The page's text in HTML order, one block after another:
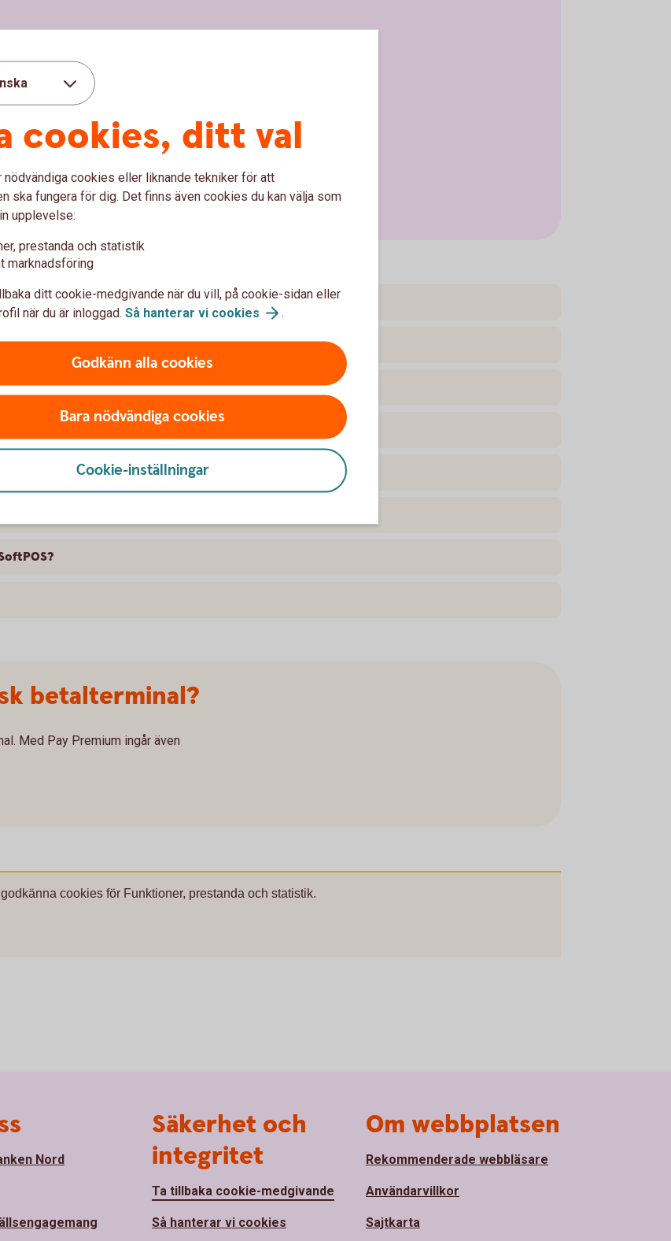
till betalterminal
och en SoftPOS-licens
vanliga kort
SoftPOS?
kan den fungera fristående?
betalterminal?
Med Pay Premium ingår även
cookies för Funktioner, prestanda och statistik.
cookies, ditt val
nödvändiga cookies eller liknande tekniker för att
ska fungera för dig. Det finns även cookies du kan välja som
upplevelse:
prestanda och statistik
marknadsföring
ditt cookie-medgivande när du vill, på cookie-sidan eller
när du är inloggad. Så hanterar vi cookies .
Godkänn alla cookies
Bara nödvändiga cookies
Cookie-inställningar
Nord
Säkerhet och
integritet
Ta tillbaka cookie-medgivande
Så hanterar vi cookies
Om webbplatsen
Rekommenderade webbläsare
Användarvillkor
Sajtkarta